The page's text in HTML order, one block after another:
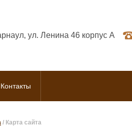
ул. Ленина 46 корпус А
Контакты
/ Карта сайта